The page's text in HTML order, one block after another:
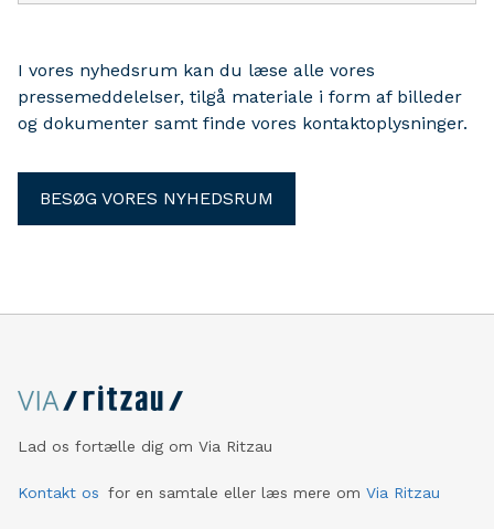
I vores nyhedsrum kan du læse alle vores
pressemeddelelser, tilgå materiale i form af billeder
og dokumenter samt finde vores kontaktoplysninger.
BESØG VORES NYHEDSRUM
Lad os fortælle dig om Via Ritzau
Kontakt os for en samtale eller læs mere om Via Ritzau